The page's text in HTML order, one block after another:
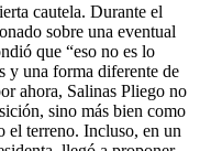
cautela. Durante el
sobre una eventual
que “eso no es lo
y una forma diferente de
ahora, Salinas Pliego no
sino más bien como
el terreno. Incluso, en un